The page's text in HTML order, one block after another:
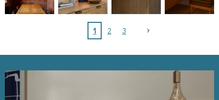
1 2 3